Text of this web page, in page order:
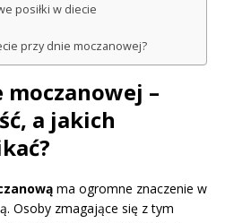
posiłki w diecie
przy dnie moczanowej?
–
a jakich
ma ogromne znaczenie w
Osoby zmagające się z tym